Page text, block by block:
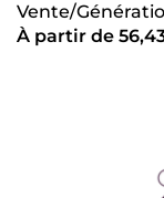
Vente/
Lead/
À partir de